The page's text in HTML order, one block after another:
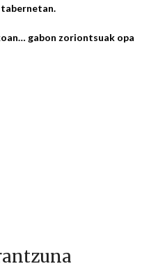
gabon zoriontsuak opa